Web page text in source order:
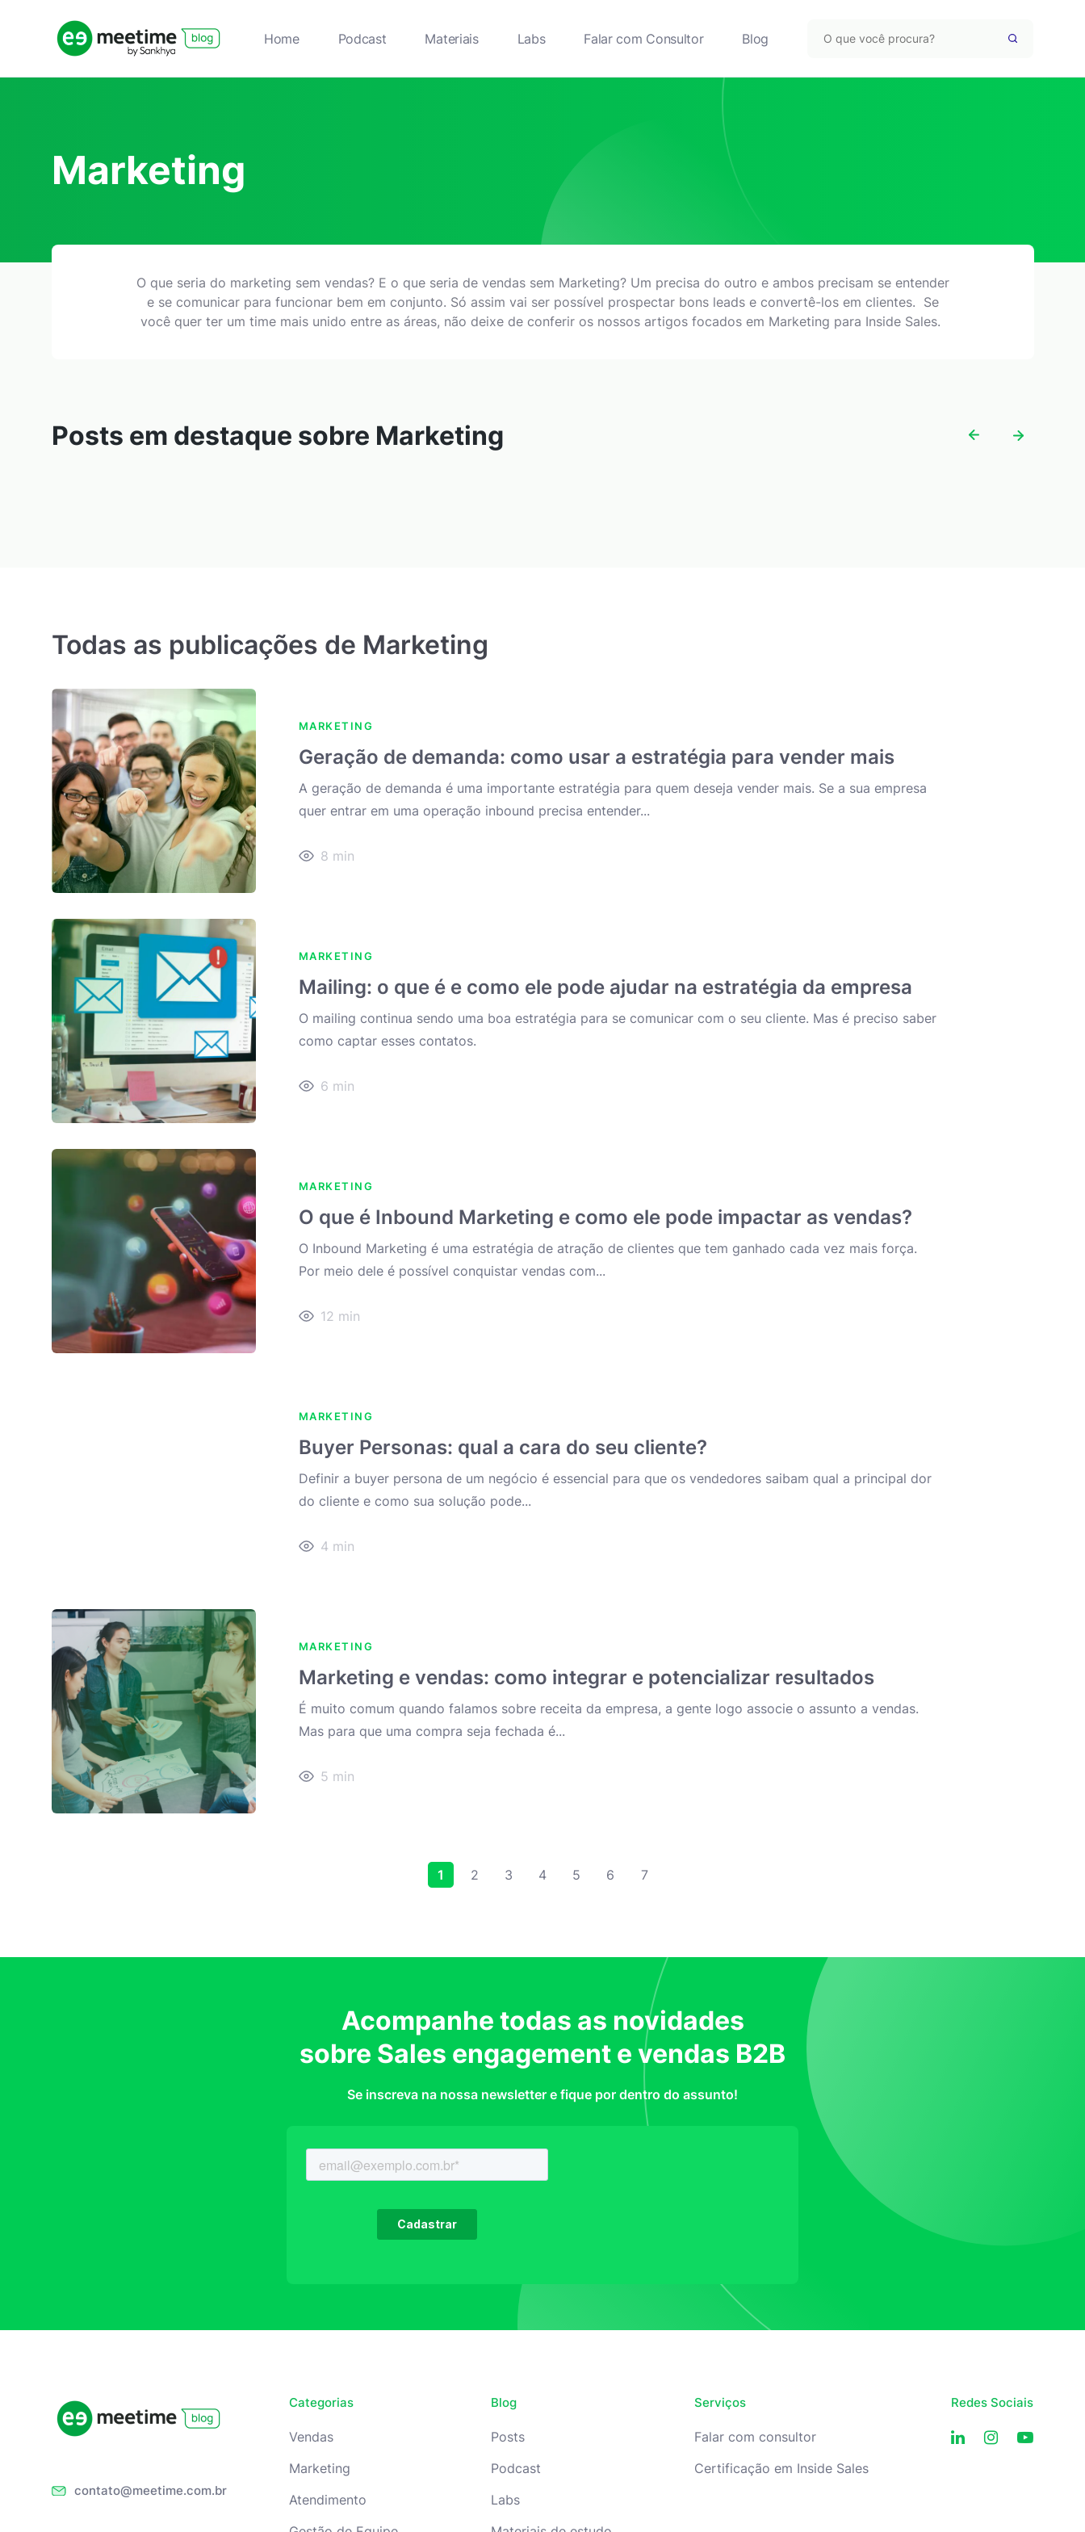
Home Podcast Materiais Labs Falar com Consultor Blog
Marketing
O que seria do marketing sem vendas? E o que seria de vendas sem Marketing? Um precisa do outro e ambos precisam se entender
e se comunicar para funcionar bem em conjunto. Só assim vai ser possível prospectar bons leads e convertê-los em clientes. Se
você quer ter um time mais unido entre as áreas, não deixe de conferir os nossos artigos focados em Marketing para Inside Sales.
Posts em destaque sobre Marketing
Todas as publicações de Marketing
MARKETING
Geração de demanda: como usar a estratégia para vender mais
A geração de demanda é uma importante estratégia para quem deseja vender mais. Se a sua empresa
quer entrar em uma operação inbound precisa entender...
8 min
MARKETING
Mailing: o que é e como ele pode ajudar na estratégia da empresa
O mailing continua sendo uma boa estratégia para se comunicar com o seu cliente. Mas é preciso saber
como captar esses contatos.
6 min
MARKETING
O que é Inbound Marketing e como ele pode impactar as vendas?
O Inbound Marketing é uma estratégia de atração de clientes que tem ganhado cada vez mais força.
Por meio dele é possível conquistar vendas com...
12 min
MARKETING
Buyer Personas: qual a cara do seu cliente?
Definir a buyer persona de um negócio é essencial para que os vendedores saibam qual a principal dor
do cliente e como sua solução pode...
4 min
MARKETING
Marketing e vendas: como integrar e potencializar resultados
É muito comum quando falamos sobre receita da empresa, a gente logo associe o assunto a vendas.
Mas para que uma compra seja fechada é...
5 min
1 2 3 4 5 6 7
Acompanhe todas as novidades
sobre Sales engagement e vendas B2B
Se inscreva na nossa newsletter e fique por dentro do assunto!
contato@meetime.com.br
Categorias
Vendas
Marketing
Atendimento
Blog
Posts
Podcast
Labs
Serviços
Falar com consultor
Certificação em Inside Sales
Redes Sociais